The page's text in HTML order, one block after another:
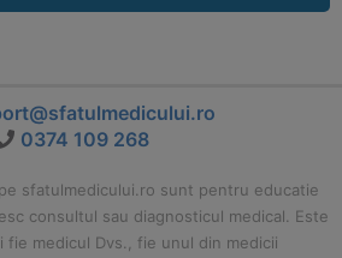
0374 109 268
sfatulmedicului.ro sunt pentru educatie
consultul sau diagnosticul medical. Este
fie medicul Dvs., fie unul din medicii